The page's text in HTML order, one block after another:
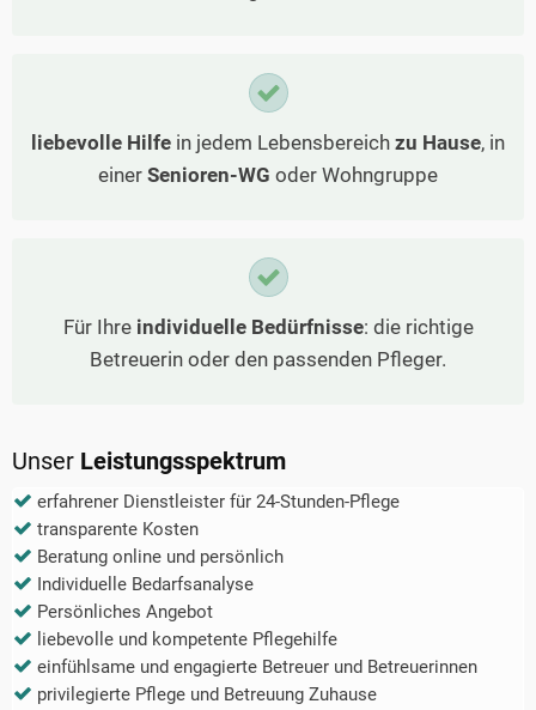
liebevolle Hilfe in jedem Lebensbereich zu Hause, in
einer Senioren-WG oder Wohngruppe
Für Ihre individuelle Bedürfnisse: die richtige
Betreuerin oder den passenden Pfleger.
Unser Leistungsspektrum
erfahrener Dienstleister für 24-Stunden-Pflege
transparente Kosten
Beratung online und persönlich
Individuelle Bedarfsanalyse
Persönliches Angebot
liebevolle und kompetente Pflegehilfe
einfühlsame und engagierte Betreuer und Betreuerinnen
privilegierte Pflege und Betreuung Zuhause